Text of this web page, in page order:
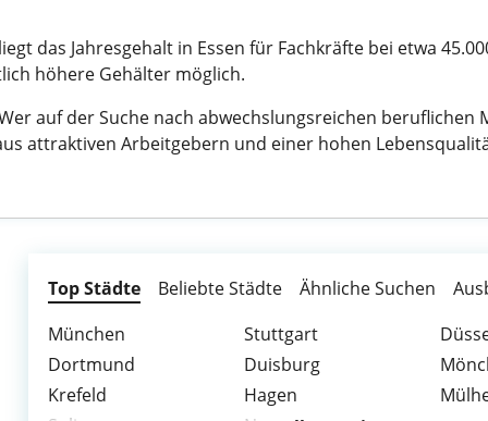
das Jahresgehalt in Essen für Fachkräfte bei etwa
höhere Gehälter möglich.
auf der Suche nach abwechslungsreichen beruflichen
attraktiven Arbeitgebern und einer hohen
Top Städte Beliebte Städte Ähnliche Suchen
München
Stuttgart
Dortmund
Duisburg
Krefeld
Hagen